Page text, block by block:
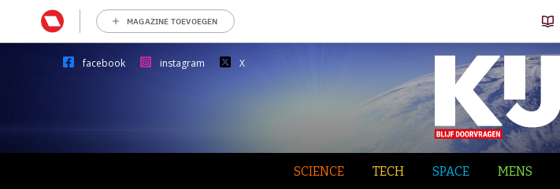
MAGAZINE TOEVOEGEN
facebook instagram X
SCIENCE TECH SPACE MENS